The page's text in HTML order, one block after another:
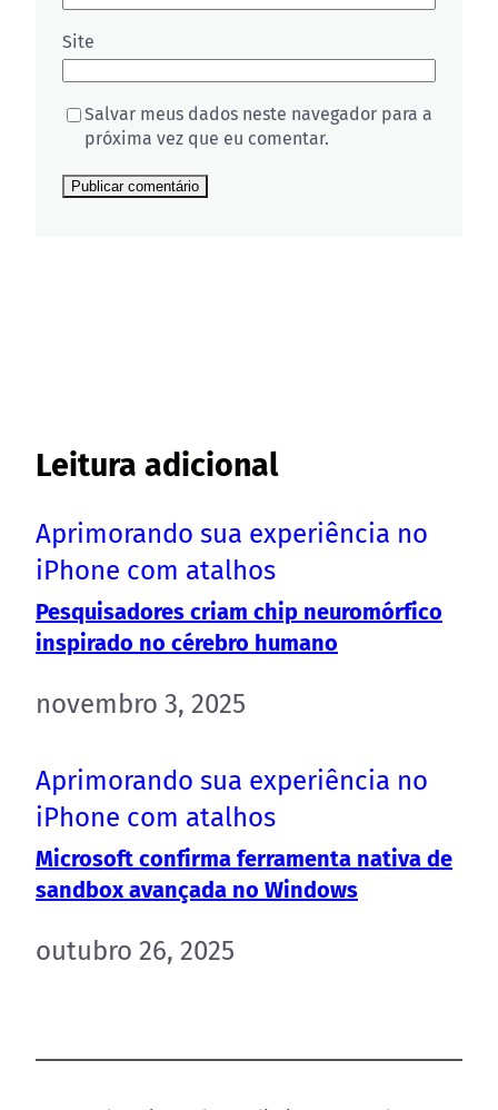
Site
Salvar meus dados neste navegador para a
próxima vez que eu comentar.
Leitura adicional
Aprimorando sua experiência no
iPhone com atalhos
Pesquisadores criam chip neuromórfico
inspirado no cérebro humano
novembro 3, 2025
Aprimorando sua experiência no
iPhone com atalhos
Microsoft confirma ferramenta nativa de
sandbox avançada no Windows
outubro 26, 2025